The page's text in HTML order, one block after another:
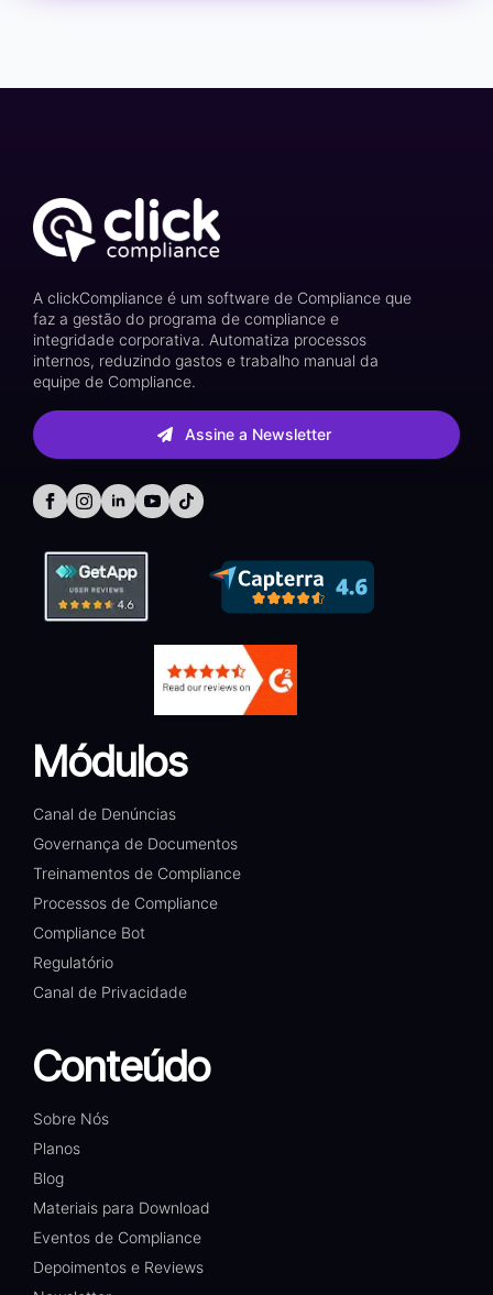
A clickCompliance é um software de Compliance que
faz a gestão do programa de compliance e
integridade corporativa. Automatiza processos
internos, reduzindo gastos e trabalho manual da
equipe de Compliance.
Assine a Newsletter
Módulos
Canal de Denúncias
Governança de Documentos
Treinamentos de Compliance
Processos de Compliance
Compliance Bot
Regulatório
Canal de Privacidade
Conteúdo
Sobre Nós
Planos
Blog
Materiais para Download
Eventos de Compliance
Depoimentos e Reviews